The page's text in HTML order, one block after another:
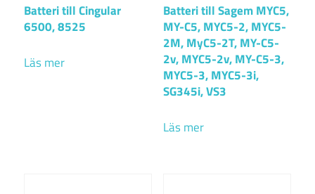
Batteri till Cingular
6500, 8525
Läs mer
Batteri till Sagem MYC5,
MY-C5, MYC5-2, MYC5-
2M, MyC5-2T, MY-C5-
2v, MYC5-2v, MY-C5-3,
MYC5-3, MYC5-3i,
SG345i, VS3
Läs mer